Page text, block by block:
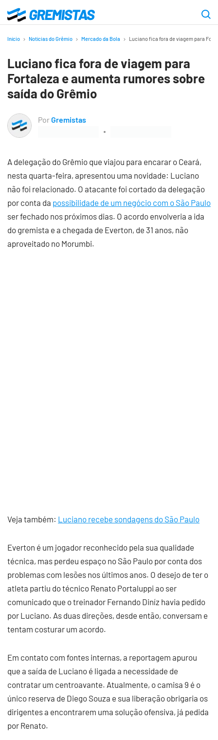
para
principal
Gremistas
Início Notícias do Grêmio Mercado da Bola Luciano fica fora de viagem para
Luciano fica fora de viagem para
Fortaleza e aumenta rumores sobre
saída do Grêmio
PorGremistas
A delegação do Grêmio que viajou para encarar o Ceará,
nesta quarta-feira, apresentou uma novidade: Luciano
não foi relacionado. O atacante foi cortado da delegação
por conta da possibilidade de um negócio com o São Paulo
ser fechado nos próximos dias. O acordo envolveria a ida
do gremista e a chegada de Everton, de 31 anos, não
aproveitado no Morumbi.
Veja também: Luciano recebe sondagens do São Paulo
Everton é um jogador reconhecido pela sua qualidade
técnica, mas perdeu espaço no São Paulo por conta dos
problemas com lesões nos últimos anos. O desejo de ter o
atleta partiu do técnico Renato Portaluppi ao ser
comunicado que o treinador Fernando Diníz havia pedido
por Luciano. As duas direções, desde então, conversam e
tentam costurar um acordo.
Em contato com fontes internas, a reportagem apurou
que a saída de Luciano é ligada a necessidade de
contratar um centroavante. Atualmente, o camisa 9 é o
único reserva de Diego Souza e sua liberação obrigaria os
dirigentes a encontrarem uma solução ofensiva, já pedida
por Renato.